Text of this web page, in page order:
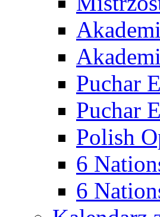
Puchar
Puchar
Polish
6
6